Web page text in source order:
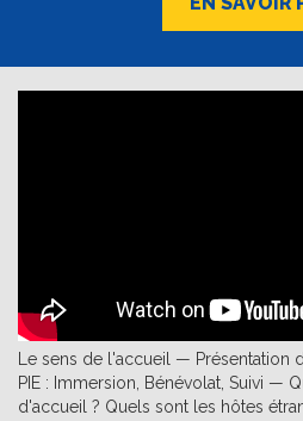
Le sens de l'accueil —
PIE : Immersion, Bénévolat, Suivi —
d'accueil ? Quels sont les hôtes